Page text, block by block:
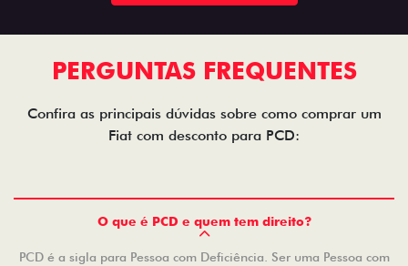
PERGUNTAS FREQUENTES
Confira as principais dúvidas sobre como comprar um
Fiat com desconto para PCD:
O que é PCD e quem tem direito?
PCD é a sigla para Pessoa com Deficiência. Ser uma Pessoa com